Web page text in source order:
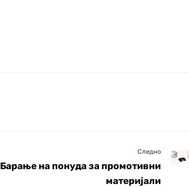
Следно
Барање на понуда за промотивни
материјали